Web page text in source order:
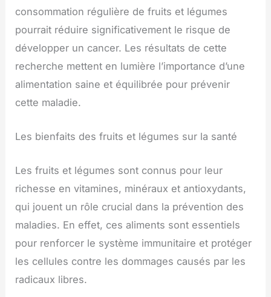
consommation régulière de fruits et légumes
pourrait réduire significativement le risque de
développer un cancer. Les résultats de cette
recherche mettent en lumière l’importance d’une
alimentation saine et équilibrée pour prévenir
cette maladie.
Les bienfaits des fruits et légumes sur la santé
Les fruits et légumes sont connus pour leur
richesse en vitamines, minéraux et antioxydants,
qui jouent un rôle crucial dans la prévention des
maladies. En effet, ces aliments sont essentiels
pour renforcer le système immunitaire et protéger
les cellules contre les dommages causés par les
radicaux libres.